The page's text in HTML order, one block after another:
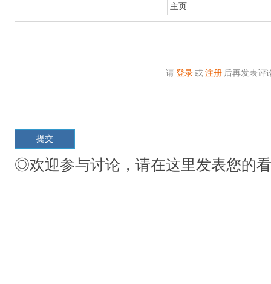
主页
请 登录 或 注册 后再发表评
◎欢迎参与讨论，请在这里发表您的